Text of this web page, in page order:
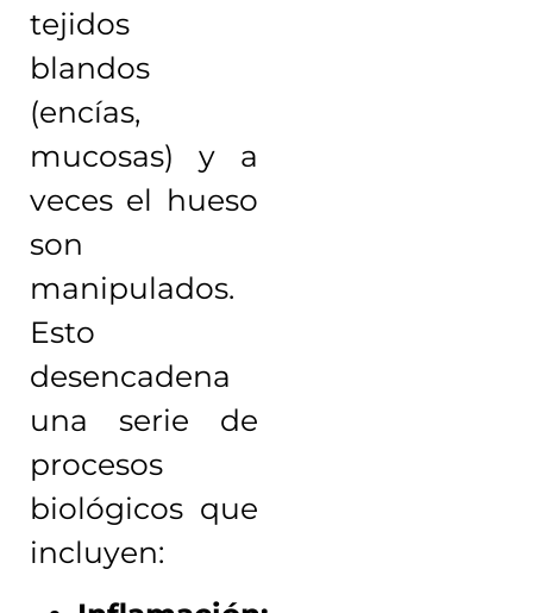
tejidos
blandos
(encías,
mucosas) y a
veces el hueso
son
manipulados.
Esto
desencadena
una serie de
procesos
biológicos que
incluyen: